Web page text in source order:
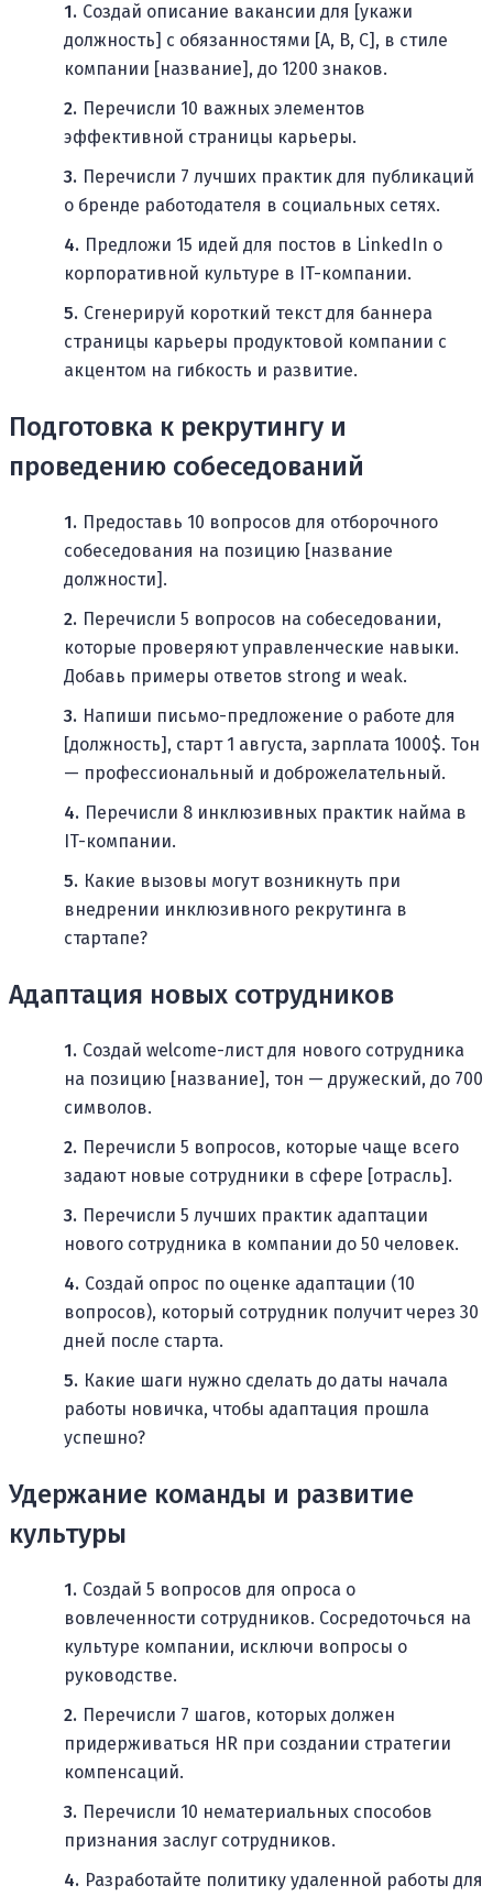
Создай описание вакансии для [укажи
должность] с обязанностями [A, B, C], в стиле
компании [название], до 1200 знаков.
Перечисли 10 важных элементов
эффективной страницы карьеры.
Перечисли 7 лучших практик для публикаций
о бренде работодателя в социальных сетях.
Предложи 15 идей для постов в LinkedIn о
корпоративной культуре в IT-компании.
Сгенерируй короткий текст для баннера
страницы карьеры продуктовой компании с
акцентом на гибкость и развитие.
Подготовка к рекрутингу и
проведению собеседований
Предоставь 10 вопросов для отборочного
собеседования на позицию [название
должности].
Перечисли 5 вопросов на собеседовании,
которые проверяют управленческие навыки.
Добавь примеры ответов strong и weak.
Напиши письмо-предложение о работе для
[должность], старт 1 августа, зарплата 1000$. Тон
— профессиональный и доброжелательный.
Перечисли 8 инклюзивных практик найма в
IT-компании.
Какие вызовы могут возникнуть при
внедрении инклюзивного рекрутинга в
стартапе?
Адаптация новых сотрудников
Создай welcome-лист для нового сотрудника
на позицию [название], тон — дружеский, до 700
символов.
Перечисли 5 вопросов, которые чаще всего
задают новые сотрудники в сфере [отрасль].
Перечисли 5 лучших практик адаптации
нового сотрудника в компании до 50 человек.
Создай опрос по оценке адаптации (10
вопросов), который сотрудник получит через 30
дней после старта.
Какие шаги нужно сделать до даты начала
работы новичка, чтобы адаптация прошла
успешно?
Удержание команды и развитие
культуры
Создай 5 вопросов для опроса о
вовлеченности сотрудников. Сосредоточься на
культуре компании, исключи вопросы о
руководстве.
Перечисли 7 шагов, которых должен
придерживаться HR при создании стратегии
компенсаций.
Перечисли 10 нематериальных способов
признания заслуг сотрудников.
Разработайте политику удаленной работы для